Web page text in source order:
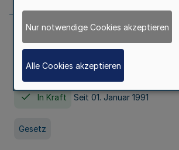
Erstes Gesetz zur
Kinder- und
KJHG -
In Kraft Seit 01. Januar 1991
Gesetz
Nur notwendige Cookies akzeptieren
Alle Cookies akzeptieren